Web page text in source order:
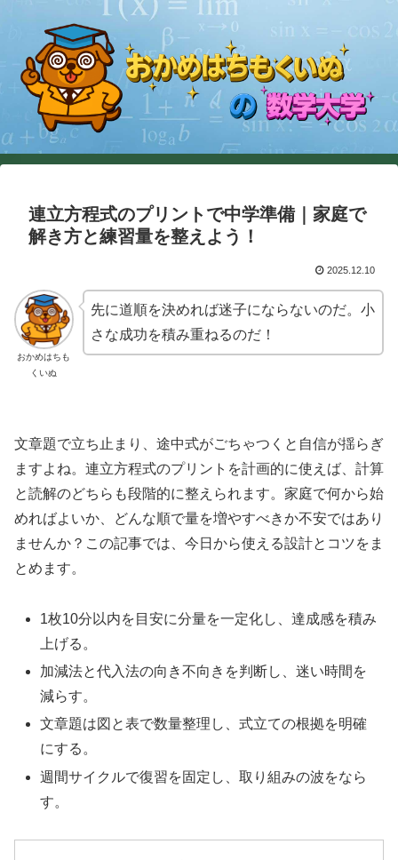
連立方程式のプリントで中学準備｜家庭で
解き方と練習量を整えよう！
2025.12.10
おかめはちも
くいぬ
先に道順を決めれば迷子にならないのだ。小
さな成功を積み重ねるのだ！
文章題で立ち止まり、途中式がごちゃつくと自信が揺らぎ
ますよね。連立方程式のプリントを計画的に使えば、計算
と読解のどちらも段階的に整えられます。家庭で何から始
めればよいか、どんな順で量を増やすべきか不安ではあり
ませんか？この記事では、今日から使える設計とコツをま
とめます。
1枚10分以内を目安に分量を一定化し、達成感を積み
上げる。
加減法と代入法の向き不向きを判断し、迷い時間を
減らす。
文章題は図と表で数量整理し、式立ての根拠を明確
にする。
週間サイクルで復習を固定し、取り組みの波をなら
す。